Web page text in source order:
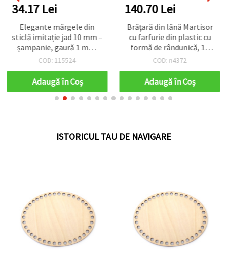
34.17 Lei
Elegante mărgele din
sticlă imitație jad 10 mm –
șampanie, gaură 1 mm,
șirag ~85 bucăți – perfecte
handmade/DIY
COD: 115524
Adaugă în Coş
140.70 Lei
Brățară din lână Martisor
cu farfurie din plastic cu
formă de rândunică, 10
bucăți
COD: n4372
Adaugă în Coş
ISTORICUL TAU DE NAVIGARE